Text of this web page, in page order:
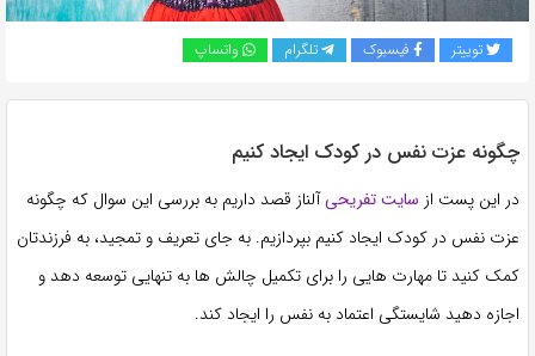
کپی
لینک
توییتر فیسبوک تلگرام واتساپ
چگونه عزت نفس در کودک ایجاد کنیم
در این پست از سایت تفریحیآلناز قصد داریم به بررسی این سوال که چگونه
عزت نفس در کودک ایجاد کنیم بپردازیم. به جای تعریف و تمجید، به فرزندتان
کمک کنید تا مهارت هایی را برای تکمیل چالش ها به تنهایی توسعه دهد و
اجازه دهید شایستگی اعتماد به نفس را ایجاد کند.